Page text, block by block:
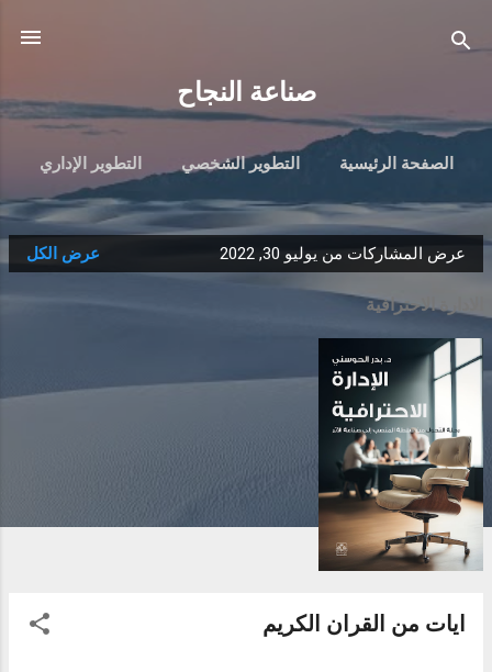
صناعة النجاح
الصفحة الرئيسية التطوير الشخصي التطوير الإداري
تنمية الابناء تويتر هندسة التميز ‏المزيد…
مقالاتي
ا
ش
ر
ك
ا
ت
عرض المشاركات من يوليو 30, 2022 عرض الكل
الادارة الاحترافية
ايات من القران الكريم